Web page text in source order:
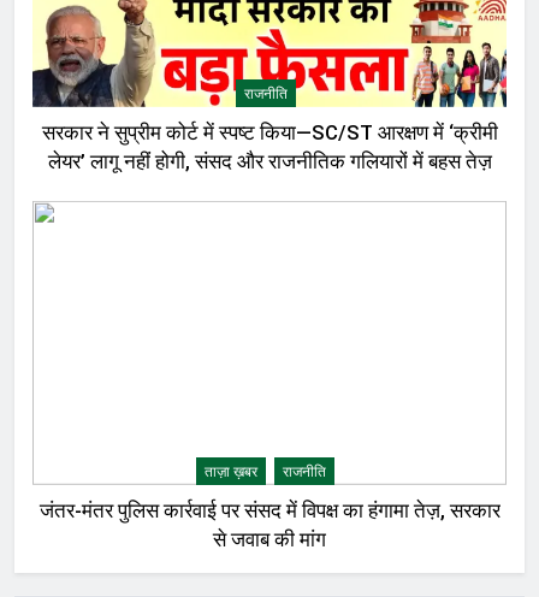
राजनीति
सरकार ने सुप्रीम कोर्ट में स्पष्ट किया—SC/ST आरक्षण में ‘क्रीमी
लेयर’ लागू नहीं होगी, संसद और राजनीतिक गलियारों में बहस तेज़
ताज़ा ख़बर राजनीति
जंतर-मंतर पुलिस कार्रवाई पर संसद में विपक्ष का हंगामा तेज़, सरकार
से जवाब की मांग